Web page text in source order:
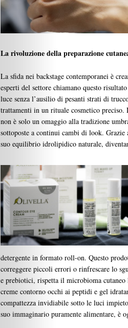
Beauty
Lifestyle
Fashion
Travel
People
Gourmet
Design
Chi
Siamo
I
Partner
La rivoluzione della preparazione
La sfida nei backstage contemporanei è
esperti del settore chiamano questo
luce senza l’ausilio di pesanti strati di
trattamenti in un rituale cosmetico preciso.
non è solo un omaggio alla tradizione
sottoposte a continui cambi di look.
suo equilibrio idrolipidico naturale,
detergente in formato roll-on. Questo
correggere piccoli errori o rinfrescare lo
e prebiotici, rispetta il microbioma
creme contorno occhi ai peptidi e gel
compattezza invidiabile sotto le luci
suo immaginario puramente alimentare, è